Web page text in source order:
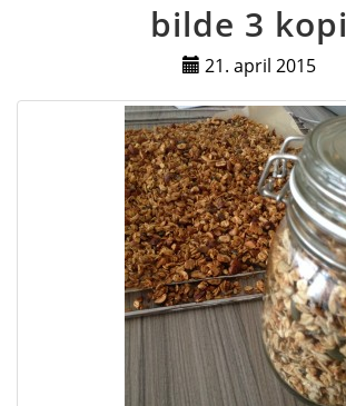
bilde 3 kopi
21. april 2015